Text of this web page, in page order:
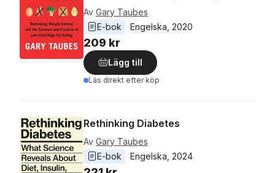
Av Gary Taubes
E-bok
Engelska 2020
209 kr
Lägg till
Läs direkt efter köp
Rethinking Diabetes
Av Gary Taubes
E-bok
Engelska 2024